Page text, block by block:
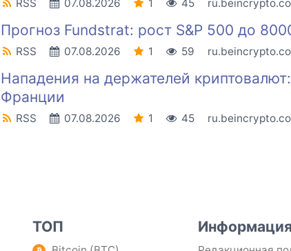
RSS 07.08.2026 1 45
Прогноз Fundstrat: рост S&P 500 до
RSS 07.08.2026 1 59
Нападения на держателей
Франции
RSS 07.08.2026 1 45
ТОП Информация